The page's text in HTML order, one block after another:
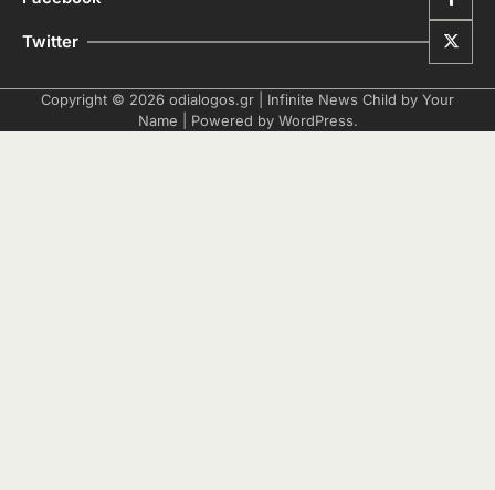
Twitter
Copyright © 2026 odialogos.gr | Infinite News Child by Your
Name | Powered by WordPress.